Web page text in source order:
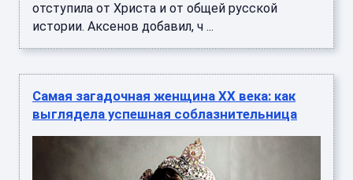
отступила от Христа и от общей русской
истории. Аксенов добавил, ч ...
Самая загадочная женщина XX века: как
выглядела успешная соблазнительница